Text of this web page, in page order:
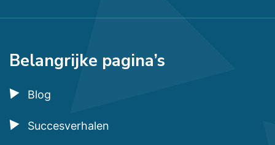
Belangrijke pagina’s
Blog
Succesverhalen